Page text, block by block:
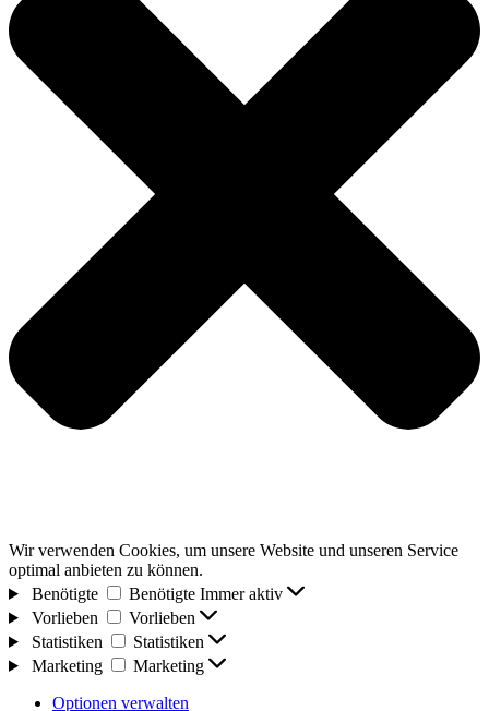
Wir verwenden Cookies, um unsere Website und unseren Service
optimal anbieten zu können.
Benötigte
Benötigte Immer aktiv
Vorlieben
Vorlieben
Statistiken
Statistiken
Marketing
Marketing
Optionen verwalten